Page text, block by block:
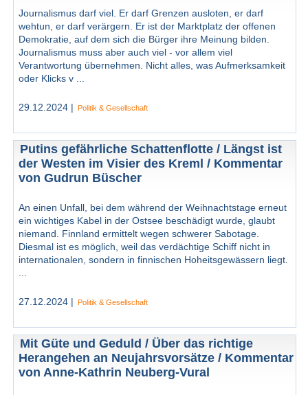
Journalismus darf viel. Er darf Grenzen ausloten, er darf
wehtun, er darf verärgern. Er ist der Marktplatz der offenen
Demokratie, auf dem sich die Bürger ihre Meinung bilden.
Journalismus muss aber auch viel - vor allem viel
Verantwortung übernehmen. Nicht alles, was Aufmerksamkeit
oder Klicks v ...
29.12.2024 | Politik & Gesellschaft
Putins gefährliche Schattenflotte / Längst ist
der Westen im Visier des Kreml / Kommentar
von Gudrun Büscher
An einen Unfall, bei dem während der Weihnachtstage erneut
ein wichtiges Kabel in der Ostsee beschädigt wurde, glaubt
niemand. Finnland ermittelt wegen schwerer Sabotage.
Diesmal ist es möglich, weil das verdächtige Schiff nicht in
internationalen, sondern in finnischen Hoheitsgewässern liegt.
27.12.2024 | Politik & Gesellschaft
Mit Güte und Geduld / Über das richtige
Herangehen an Neujahrsvorsätze / Kommentar
von Anne-Kathrin Neuberg-Vural